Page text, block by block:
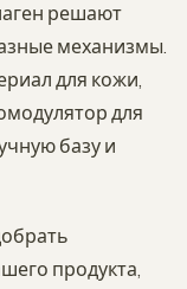
решают
механизмы.
для кожи,
для
базу и
продукта,